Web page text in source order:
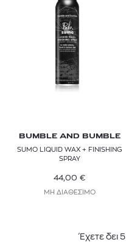
BUMBLE AND BUMBLE
SUMO LIQUID WAX + FINISHING
SPRAY
44,00 €
ΜΗ ΔΙΑΘΕΣΙΜΟ
Έχετε δει 5